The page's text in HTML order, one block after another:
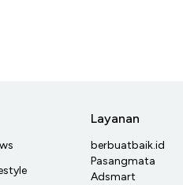
Layanan
berbuatbaik.id
Pasangmata
Adsmart